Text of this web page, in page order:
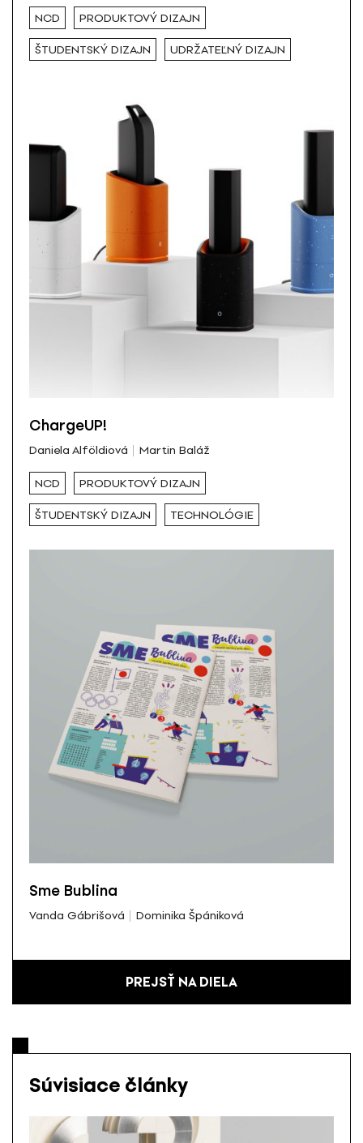
NCD PRODUKTOVÝ DIZAJN
ŠTUDENTSKÝ DIZAJN UDRŽATEĽNÝ DIZAJN
ChargeUP!
Daniela Alföldiová Martin Baláž
NCD PRODUKTOVÝ DIZAJN
ŠTUDENTSKÝ DIZAJN TECHNOLÓGIE
Sme Bublina
Vanda Gábrišová Dominika Špániková
PREJSŤ NA DIELA
Súvisiace články